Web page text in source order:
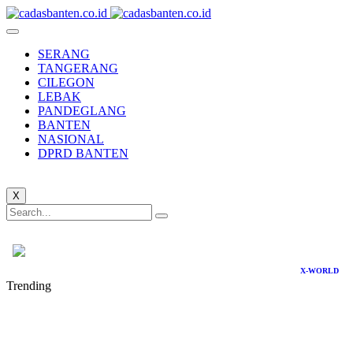
SERANG
TANGERANG
CILEGON
LEBAK
PANDEGLANG
BANTEN
NASIONAL
DPRD BANTEN
X
X-WORLD
Trending